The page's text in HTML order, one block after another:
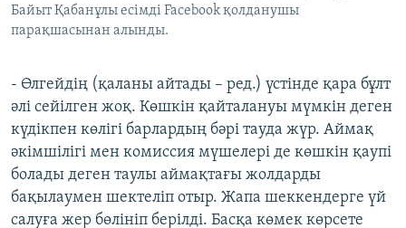
Байыт Қабанұлы есімді Facebook қолданушы
парақшасынан алынды.
- Өлгейдің (қаланы айтады – ред.) үстінде қара бұлт
әлі сейілген жоқ. Көшкін қайталануы мүмкін деген
күдікпен көлігі барлардың бәрі тауда жүр. Аймақ
әкімшілігі мен комиссия мүшелері де көшкін қаупі
болады деген таулы аймақтағы жолдарды
бақылаумен шектеліп отыр. Жапа шеккендерге үй
салуға жер бөлініп берілді. Басқа көмек көрсете